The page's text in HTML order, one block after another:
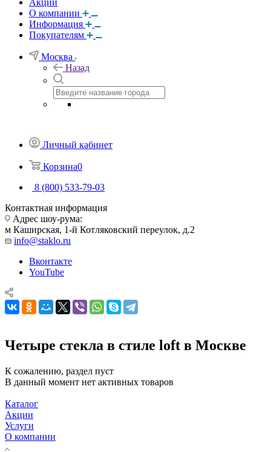
Акции
О компании
Информация
Покупателям
Москва
Назад
Личный кабинет
Корзина0
8 (800) 533-79-03
Контактная информация
Адрес шоу-рума:
м Каширская, 1-й Котляковский переулок, д.2
info@staklo.ru
Вконтакте
YouTube
Четыре стекла в стиле loft в Москве
К сожалению, раздел пуст
В данный момент нет активных товаров
Каталог
Акции
Услуги
О компании